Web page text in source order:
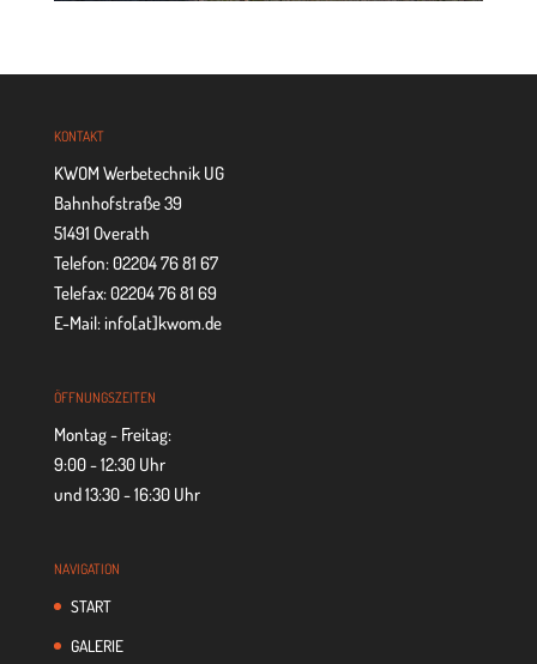
KON­TAKT
KWOM Werbetechnik UG
Bahnhofstraße 39
51491 Overath
Telefon: 02204 76 81 67
Telefax: 02204 76 81 69
E-Mail: info[at]kwom.de
ÖFF­NUNGS­ZEI­TEN
Montag - Freitag:
9:00 - 12:30 Uhr
und 13:30 - 16:30 Uhr
NAVI­GA­TION
START
GALE­RIE